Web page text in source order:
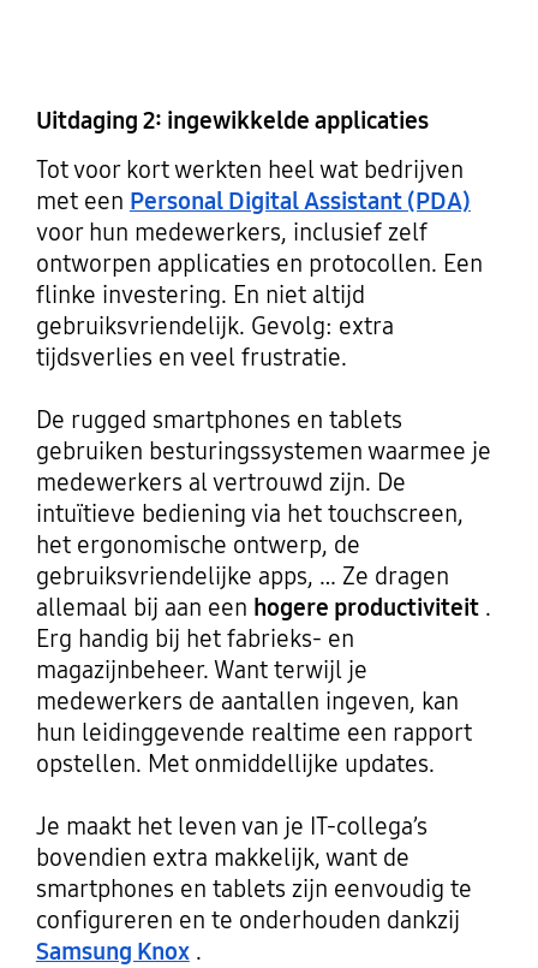
Uitdaging 2: ingewikkelde applicaties
Tot voor kort werkten heel wat bedrijven
met een Personal Digital Assistant (PDA)
voor hun medewerkers, inclusief zelf
ontworpen applicaties en protocollen. Een
flinke investering. En niet altijd
gebruiksvriendelijk. Gevolg: extra
tijdsverlies en veel frustratie.
De rugged smartphones en tablets
gebruiken besturingssystemen waarmee je
medewerkers al vertrouwd zijn. De
intuïtieve bediening via het touchscreen,
het ergonomische ontwerp, de
gebruiksvriendelijke apps, … Ze dragen
allemaal bij aan een hogere productiviteit.
Erg handig bij het fabrieks- en
magazijnbeheer. Want terwijl je
medewerkers de aantallen ingeven, kan
hun leidinggevende realtime een rapport
opstellen. Met onmiddellijke updates.
Je maakt het leven van je IT-collega’s
bovendien extra makkelijk, want de
smartphones en tablets zijn eenvoudig te
configureren en te onderhouden dankzij
Samsung Knox.